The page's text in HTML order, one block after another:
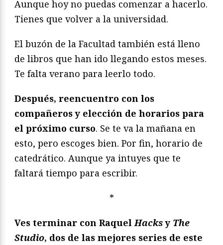
Aunque hoy no puedas comenzar a hacerlo.
Tienes que volver a la universidad.
El buzón de la Facultad también está lleno
de libros que han ido llegando estos meses.
Te falta verano para leerlo todo.
Después, reencuentro con los
compañeros y elección de horarios para
el próximo curso. Se te va la mañana en
esto, pero escoges bien. Por fin, horario de
catedrático. Aunque ya intuyes que te
faltará tiempo para escribir.
*
Ves terminar con RaquelHacksy The
Studio, dos de las mejores series de este